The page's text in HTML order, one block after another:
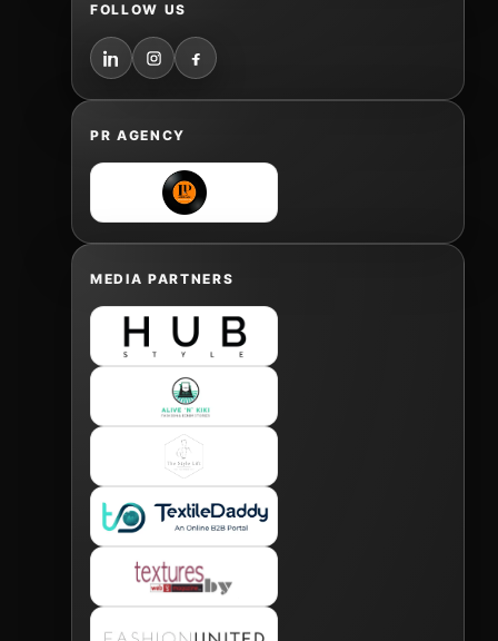
FOLLOW US
PR AGENCY
MEDIA PARTNERS